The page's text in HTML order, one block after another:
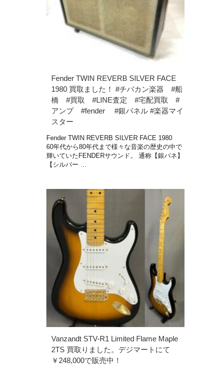
Fender TWIN REVERB SILVER FACE
1980 買取ました！ #チバカン楽器 #船
橋 #買取 #LINE査定 #宅配買取 #
アンプ #fender #銀パネル #楽器マイ
スター
Fender TWIN REVERB SILVER FACE 1980
60年代から80年代まで様々な音楽の歴史の中で
輝いていたFENDERサウンド。 通称【銀パネ】
【シルバー …
Vanzandt STV-R1 Limited Flame Maple
2TS 買取りました。デジマートにて
￥248,000で販売中！